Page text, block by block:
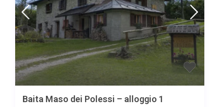
Baita Maso dei Polessi – alloggio 1